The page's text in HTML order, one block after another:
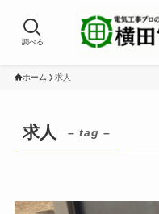
調べる
ホーム 求人
求人 – tag –